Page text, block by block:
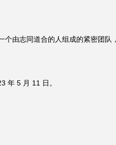
由志同道合的人组成的紧密团队
年 5 月 11 日。